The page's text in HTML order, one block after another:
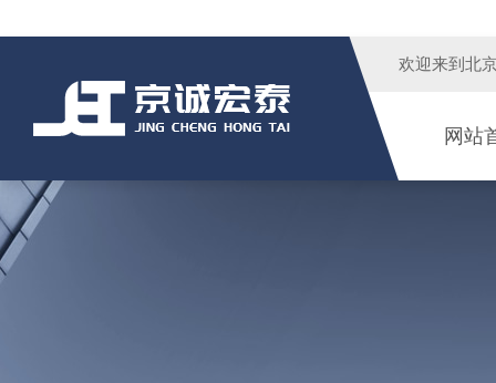
欢迎来到 北
网站